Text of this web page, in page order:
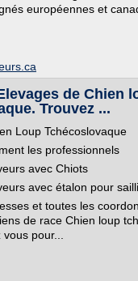
européennes et
de Chien
Trouvez ...
Loup Tchécoslovaque
les professionnels
avec Chiots
avec étalon pour
et toutes les
de race Chien loup
pour...